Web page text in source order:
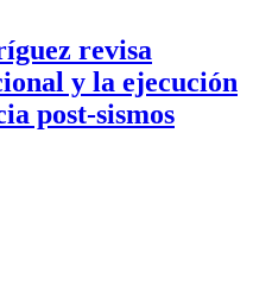
revisa
y la ejecución
post-sismos